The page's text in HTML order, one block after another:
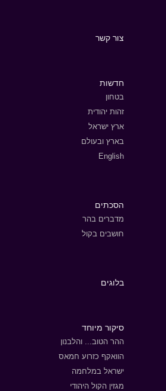
צור קשר
חדשות
בטחון
זהות יהודית
ארץ ישראל
בארץ ובעולם
English
הסכתים
מדברים בהר
חושבים בקול
בלוגים
סיקור מיוחד
ההר הטוב... והלבנון
הוואקף כזרוע חמאס
ישראל במלחמה
מגזין הקול היהודי